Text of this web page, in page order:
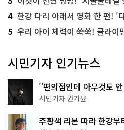
4 한강 다리 아래서 영화 한 편! '
5 우리 아이 체력이 쑥쑥! 클라이
시민기자 인기뉴스
"편의점인데 아무것도
한 편의점의 정체
시민기자 권기윤
주황색 리본 따라 한강